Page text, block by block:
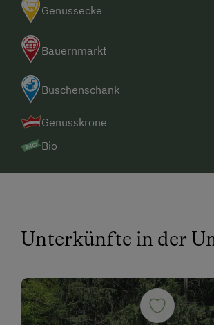
Genussecke
Bauernmarkt
Buschenschank
Genusskrone
Bio
Unterkünfte in der